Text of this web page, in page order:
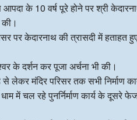
आपदा के 10 वर्ष पूरे होने पर श्री
पर केदारनाथ की त्रासदी में हताहत
के दर्शन कर पूजा अर्चना भी की।
लेकर मंदिर परिसर तक सभी निर्माण
में चल रहे पुनर्निर्माण कार्य के